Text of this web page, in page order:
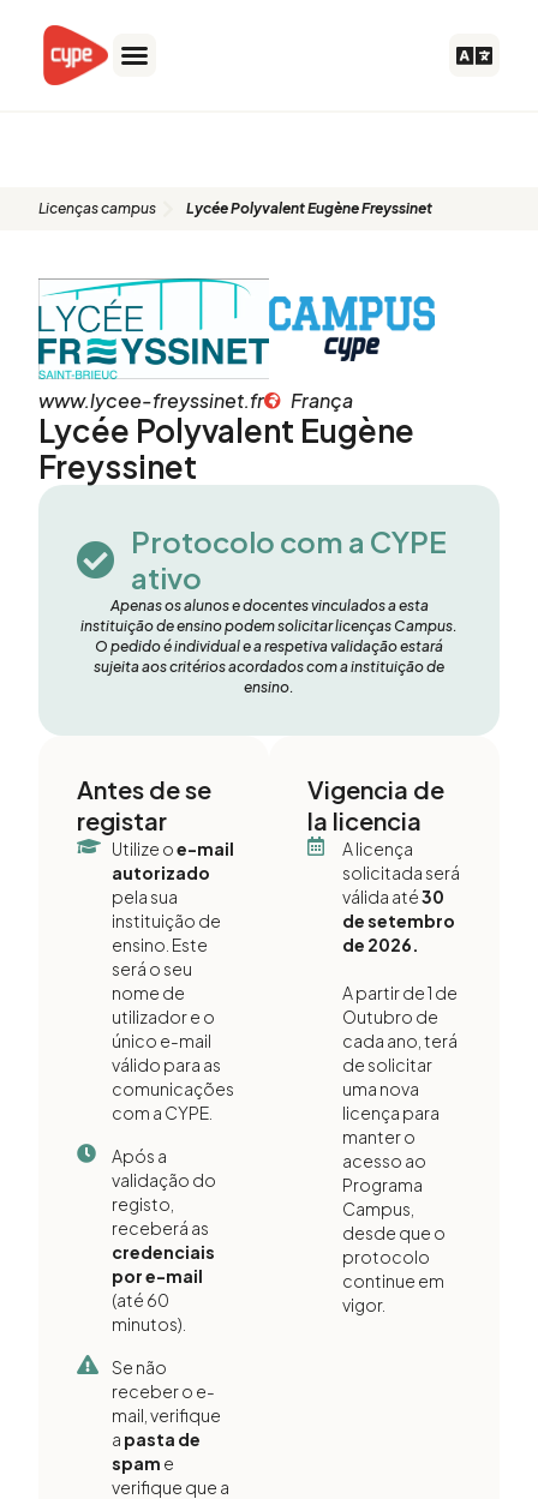
conteúdo
Licenças campus Lycée Polyvalent Eugène Freyssinet
www.lycee-freyssinet.fr França
Lycée Polyvalent Eugène
Freyssinet
Protocolo com a CYPE
ativo
Apenas os alunos e docentes vinculados a esta
instituição de ensino podem solicitar licenças Campus.
O pedido é individual e a respetiva validação estará
sujeita aos critérios acordados com a instituição de
ensino.
Antes de se
registar
Utilize oe-mail
autorizado
pela sua
instituição de
ensino. Este
será o seu
nome de
utilizador e o
único e-mail
válido para as
comunicações
com a CYPE.
Após a
validação do
registo,
receberá as
credenciais
por e-mail
(até 60
minutos).
Se não
receber o e-
mail, verifique
a pasta de
spam e
verifique que a
Vigencia de
la licencia
A licença
solicitada será
válida até30
de setembro
de 2026.
A partir de 1 de
Outubro de
cada ano, terá
de solicitar
uma nova
licença para
manter o
acesso ao
Programa
Campus,
desde que o
protocolo
continue em
vigor.